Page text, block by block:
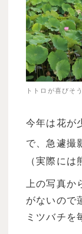
トトロが喜びそ
今年は花が
で、急遽撮
（実際には
上の写真
がないので
ミツバチを